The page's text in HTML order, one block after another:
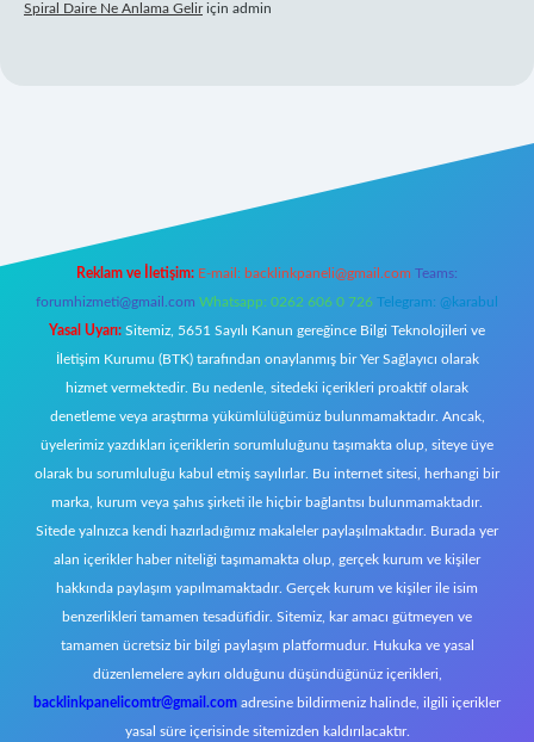
Spiral Daire Ne Anlama Geliriçin admin
Reklam ve İletişim: E-mail: backlinkpaneli@gmail.com Teams:
forumhizmeti@gmail.com Whatsapp: 0262 606 0 726 Telegram: @karabul
Yasal Uyarı: Sitemiz, 5651 Sayılı Kanun gereğince Bilgi Teknolojileri ve
İletişim Kurumu (BTK) tarafından onaylanmış bir Yer Sağlayıcı olarak
hizmet vermektedir. Bu nedenle, sitedeki içerikleri proaktif olarak
denetleme veya araştırma yükümlülüğümüz bulunmamaktadır. Ancak,
üyelerimiz yazdıkları içeriklerin sorumluluğunu taşımakta olup, siteye üye
olarak bu sorumluluğu kabul etmiş sayılırlar. Bu internet sitesi, herhangi bir
marka, kurum veya şahıs şirketi ile hiçbir bağlantısı bulunmamaktadır.
Sitede yalnızca kendi hazırladığımız makaleler paylaşılmaktadır. Burada yer
alan içerikler haber niteliği taşımamakta olup, gerçek kurum ve kişiler
hakkında paylaşım yapılmamaktadır. Gerçek kurum ve kişiler ile isim
benzerlikleri tamamen tesadüfidir. Sitemiz, kar amacı gütmeyen ve
tamamen ücretsiz bir bilgi paylaşım platformudur. Hukuka ve yasal
düzenlemelere aykırı olduğunu düşündüğünüz içerikleri,
backlinkpanelicomtr@gmail.com adresine bildirmeniz halinde, ilgili içerikler
yasal süre içerisinde sitemizden kaldırılacaktır.